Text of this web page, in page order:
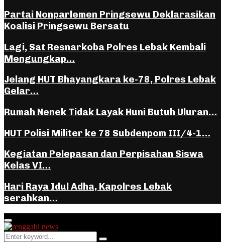
Partai Nonparlemen Pringsewu Deklarasikan
Koalisi Pringsewu Bersatu
Lagi, Sat Resnarkoba Polres Lebak Kembali
Mengungkap…
Jelang HUT Bhayangkara ke-78, Polres Lebak
Gelar…
Rumah Nenek Tidak Layak Huni Butuh Uluran…
HUT Polisi Militer ke 78 Subdenpom III/4-1…
Kegiatan Pelepasan dan Perpisahan Siswa
Kelas VI…
Hari Raya Idul Adha, Kapolres Lebak
serahkan…
Facebook
Instagram
Youtube
Whatsapp
Primary
Menu
Search
for:
Search